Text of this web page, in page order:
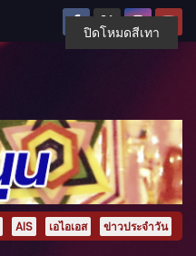
AIS เอไอเอส ข่าวประจำวัน
ปิดโหมดสีเทา